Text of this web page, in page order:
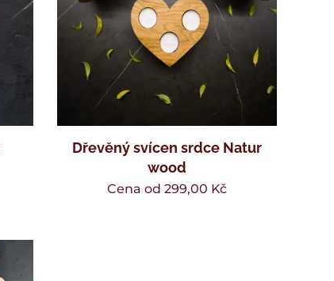
Dřevěný svícen srdce Natur
wood
Cena od 299,00 Kč